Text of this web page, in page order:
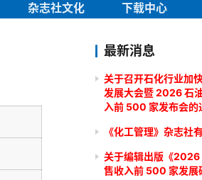
杂志社文化 下载中心
最新消息
关于召开石化行业加
发展大会暨 2026 石
入前 500 家发布会的
《化工管理》杂志社
关于编辑出版《2026
售收入前 500 家发展